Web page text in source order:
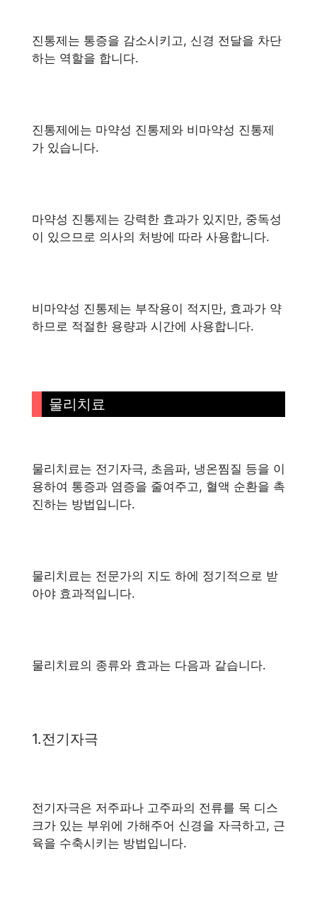
진통제는 통증을 감소시키고, 신경 전달을 차단
하는 역할을 합니다.
진통제에는 마약성 진통제와 비마약성 진통제
가 있습니다.
마약성 진통제는 강력한 효과가 있지만, 중독성
이 있으므로 의사의 처방에 따라 사용합니다.
비마약성 진통제는 부작용이 적지만, 효과가 약
하므로 적절한 용량과 시간에 사용합니다.
물리치료
물리치료는 전기자극, 초음파, 냉온찜질 등을 이
용하여 통증과 염증을 줄여주고, 혈액 순환을 촉
진하는 방법입니다.
물리치료는 전문가의 지도 하에 정기적으로 받
아야 효과적입니다.
물리치료의 종류와 효과는 다음과 같습니다.
1.전기자극
전기자극은 저주파나 고주파의 전류를 목 디스
크가 있는 부위에 가해주어 신경을 자극하고, 근
육을 수축시키는 방법입니다.